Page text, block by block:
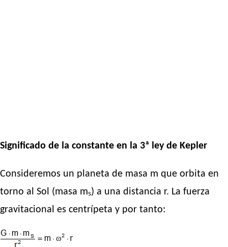
Significado de la constante en la 3ª ley de Kepler
Consideremos un planeta de masa m que orbita en
torno al Sol (masa mₛ) a una distancia r. La fuerza
gravitacional es centrípeta y por tanto: